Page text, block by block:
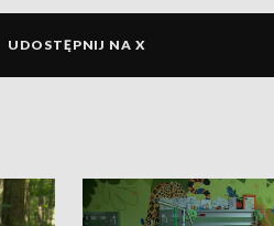
UDOSTĘPNIJ NA X